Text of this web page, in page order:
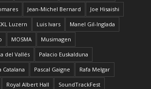
Jean-Michel Bernard Joe Hisaishi
Luzern Luis Ivars Manel Gil-Inglada
MOSMA Musimagen
del Vallés Palacio Euskalduna
Catalana Pascal Gaigne Rafa Melgar
Royal Albert Hall SoundTrackFest